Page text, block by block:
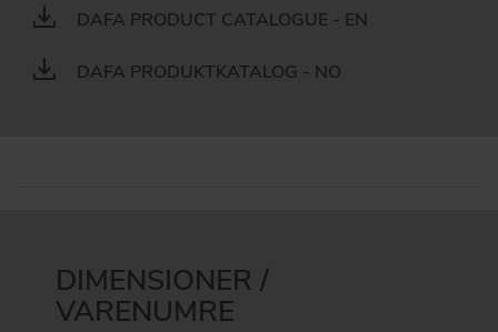
DAFA PRODUCT CATALOGUE - EN
DAFA PRODUKTKATALOG - NO
DIMENSIONER /
VARENUMRE